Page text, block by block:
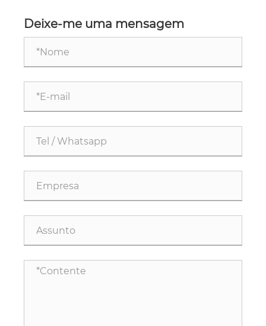
Deixe-me uma mensagem